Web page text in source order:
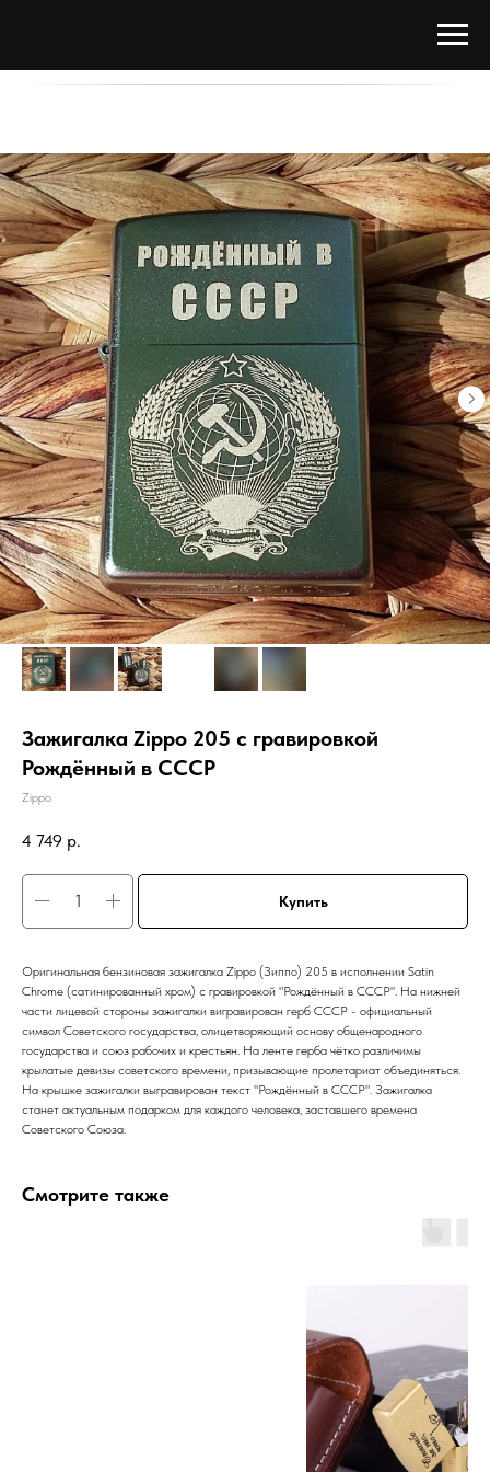
Зажигалка Zippo 205 с гравировкой
Рождённый в СССР
Zippo
4 749 р.
Купить
Оригинальная бензиновая зажигалка Zippo (Зиппо) 205 в исполнении Satin
Chrome (сатинированный хром) с гравировкой "Рождённый в СССР". На нижней
части лицевой стороны зажигалки вигравирован герб СССР - официальный
символ Советского государства, олицетворяющий основу общенародного
государства и союз рабочих и крестьян. На ленте герба чётко различимы
крылатые девизы советского времени, призывающие пролетариат объединяться.
На крышке зажигалки выгравирован текст "Рождённый в СССР". Зажигалка
станет актуальным подарком для каждого человека, заставшего времена
Советского Союза.
Смотрите также